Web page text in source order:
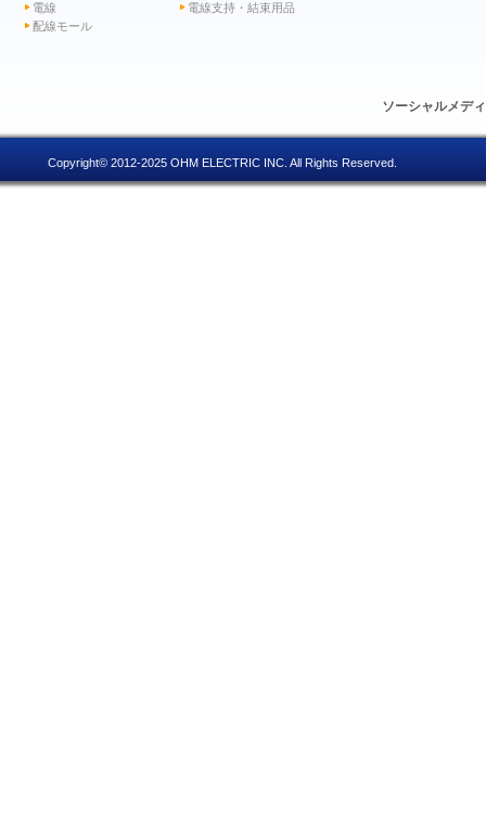
電線
電線支持・結束用品
配線モール
ソーシャルメデ
Copyright© 2012-2025 OHM ELECTRIC INC. All Rights Reserved.